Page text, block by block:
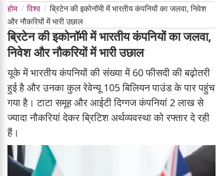
होम विश्व
ब्रिटेन की इकोनॉमी में भारतीय कंपनियों का जलवा, निवेश
और नौकरियों में भारी उछाल
ब्रिटेन की इकोनॉमी में भारतीय कंपनियों का जलवा,
निवेश और नौकरियों में भारी उछाल
यूके में भारतीय कंपनियों की संख्या में 60 फीसदी की बढ़ोतरी
हुई है और उनका कुल रेवेन्यू 105 बिलियन पाउंड के पार पहुंच
गया है। टाटा समूह और आईटी दिग्गज कंपनियां 2 लाख से
ज्यादा नौकरियां देकर ब्रिटिश अर्थव्यवस्था को रफ्तार दे रही
हैं।